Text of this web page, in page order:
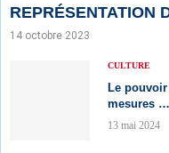
REPRÉSENTATION
14 octobre 2023
CULTURE
Le
mesures
13 mai 2024